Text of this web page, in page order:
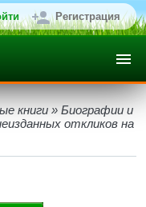
Регистрация
книги » Биографии и
откликов на